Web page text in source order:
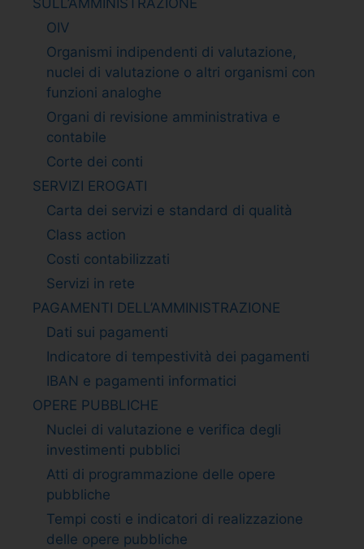
SULL’AMMINISTRAZIONE
OIV
Organismi indipendenti di valutazione,
nuclei di valutazione o altri organismi con
funzioni analoghe
Organi di revisione amministrativa e
contabile
Corte dei conti
SERVIZI EROGATI
Carta dei servizi e standard di qualità
Class action
Costi contabilizzati
Servizi in rete
PAGAMENTI DELL’AMMINISTRAZIONE
Dati sui pagamenti
Indicatore di tempestività dei pagamenti
IBAN e pagamenti informatici
OPERE PUBBLICHE
Nuclei di valutazione e verifica degli
investimenti pubblici
Atti di programmazione delle opere
pubbliche
Tempi costi e indicatori di realizzazione
delle opere pubbliche